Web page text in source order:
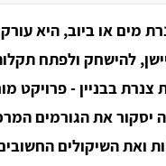
מים או ביוב, היא
להישחק ולפתח
בבניין - פרויקט
יסקור את הגורמים
ואת השיקולים